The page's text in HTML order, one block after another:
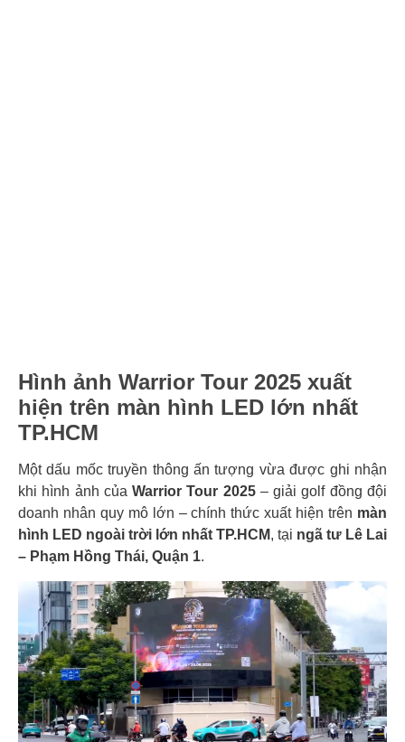
Hình ảnh Warrior Tour 2025 xuất
hiện trên màn hình LED lớn nhất
TP.HCM
Một dấu mốc truyền thông ấn tượng vừa được ghi nhận
khi hình ảnh củaWarrior Tour 2025– giải golf đồng đội
doanh nhân quy mô lớn – chính thức xuất hiện trên màn
hình LED ngoài trời lớn nhất TP.HCM, tại ngã tư Lê Lai
– Phạm Hồng Thái, Quận 1.